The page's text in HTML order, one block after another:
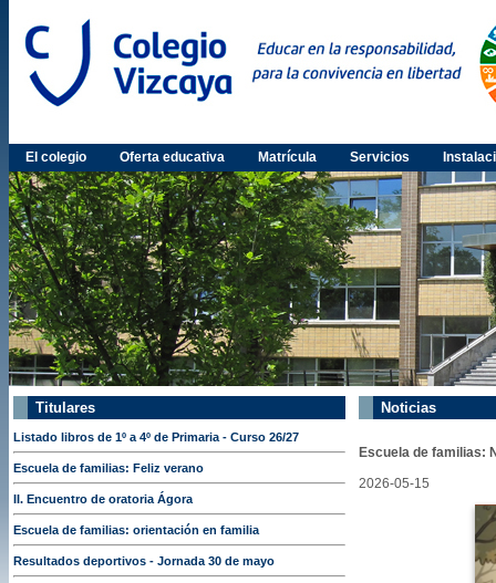
El colegio Oferta educativa Matrícula Servicios
Titulares
Listado libros de 1º a 4º de Primaria - Curso 26/27
Escuela de familias: Feliz verano
II. Encuentro de oratoria Ágora
Escuela de familias: orientación en familia
Resultados deportivos - Jornada 30 de mayo
Noticias
Escuela de familias:
2026-05-15